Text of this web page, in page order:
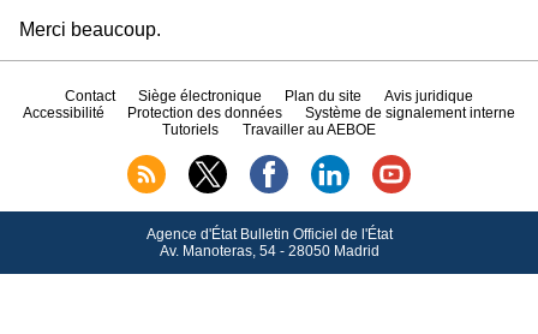
Merci beaucoup.
Contact Siège électronique Plan du site
Avis juridique
Accessibilité
Protection des données
Système de signalement interne
Tutoriels
Travailler au AEBOE
Agence d'État Bulletin Officiel de l'État
Av.Manoteras, 54 - 28050 Madrid